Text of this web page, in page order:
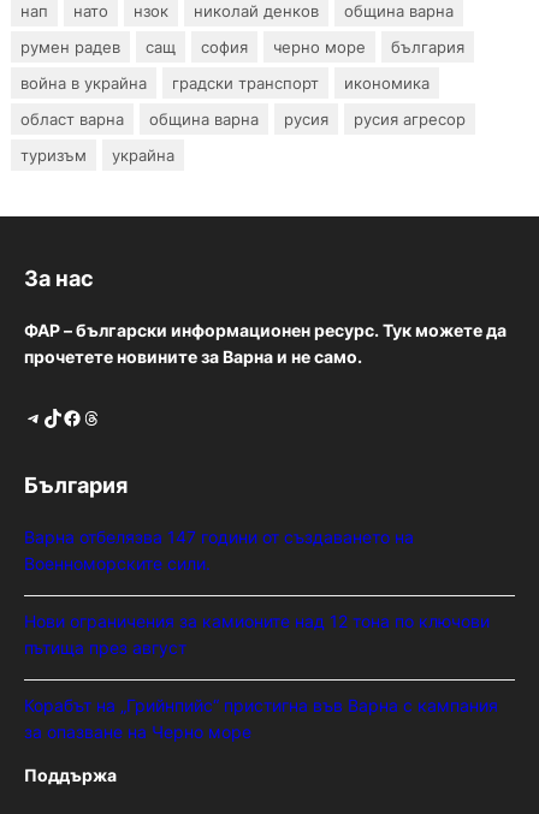
нап
нато нзок николай денков
община варна
румен радев
сащ софия черно море
българия
война в украйна
градски транспорт
икономика
област варна
община варна русия
русия агресор
туризъм
украйна
За нас
ФАР – български информационен ресурс. Тук можете да
прочетете новините за Варна и не само.
Telegram TikTok Facebook Threads
България
Варна отбелязва 147 години от създаването на
Военноморските сили.
Нови ограничения за камионите над 12 тона по ключови
пътища през август
Корабът на „Грийнпийс“ пристигна във Варна с кампания
за опазване на Черно море
Поддържа